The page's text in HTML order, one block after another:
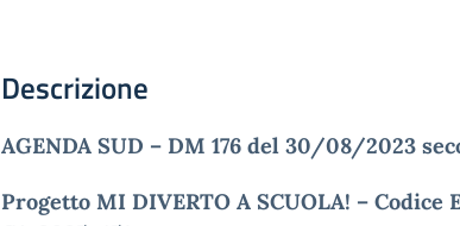
Descrizione
AGENDA SUD – DM 176 del 30/08/2023
Progetto MI DIVERTO A SCUOLA! – Codice